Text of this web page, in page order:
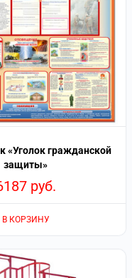
«Уголок гражданской
защиты»
руб.
В КОРЗИНУ